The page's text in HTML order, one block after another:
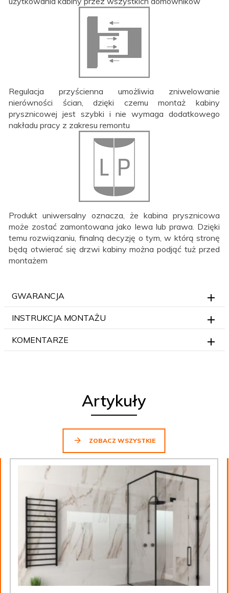
Regulacja przyścienna umożliwia zniwelowanie
nierówności ścian, dzięki czemu montaż kabiny
prysznicowej jest szybki i nie wymaga dodatkowego
nakładu pracy z zakresu remontu
Produkt uniwersalny oznacza, że kabina prysznicowa
może zostać zamontowana jako lewa lub prawa. Dzięki
temu rozwiązaniu, finalną decyzję o tym, w którą stronę
będą otwierać się drzwi kabiny można podjąć tuż przed
montażem
GWARANCJA
INSTRUKCJA MONTAŻU
KOMENTARZE
Artykuły
ZOBACZ WSZYSTKIE